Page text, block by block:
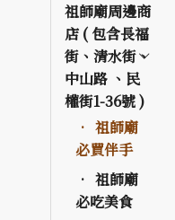
祖師廟周邊商
店 ( 包含長福
街、清水街、
中山路 、民
權街1-36號 )
祖師廟
必買伴手
祖師廟
必吃美食